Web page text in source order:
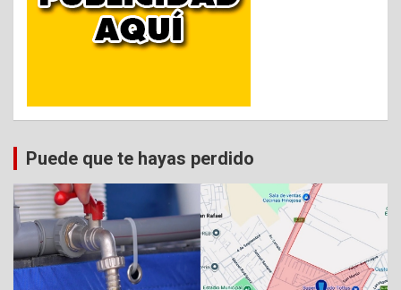
Puede que te hayas perdido